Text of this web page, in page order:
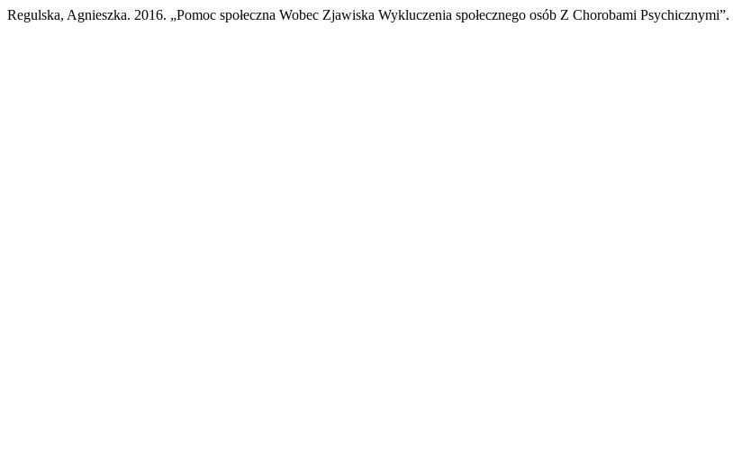
Regulska, Agnieszka. 2016. „Pomoc społeczna Wobec Zjawiska Wykluczenia społecznego osób Z Chorobami Psychicznymi”.